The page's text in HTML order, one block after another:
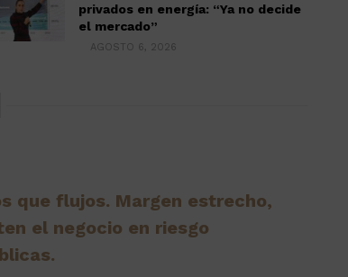
privados en energía: “Ya no decide
el mercado”
AGOSTO 6, 2026
que flujos. Margen estrecho,
el negocio en riesgo